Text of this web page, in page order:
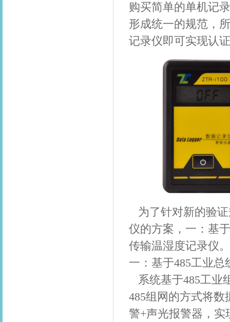
购买简单的单机记
形成统一的规范，
记录仪即可实现认
为了针对新的验
仪的方案，一：基
传输温湿度记录仪。
一： 基于485工业
系统基于485工业
485组网的方式将
警+声光报警器，